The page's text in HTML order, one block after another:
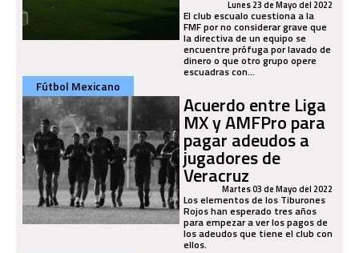
Lunes 23 de Mayo del 2022
El club escualo cuestiona a la
FMF por no considerar grave que
la directiva de un equipo se
encuentre prófuga por lavado de
dinero o que otro grupo opere
escuadras con...
Fútbol Mexicano
Acuerdo entre Liga
MX y AMFPro para
pagar adeudos a
jugadores de
VeracruzMartes 03 de Mayo del 2022
Los elementos de los Tiburones
Rojos han esperado tres años
para empezar a ver los pagos de
los adeudos que tiene el club con
ellos.